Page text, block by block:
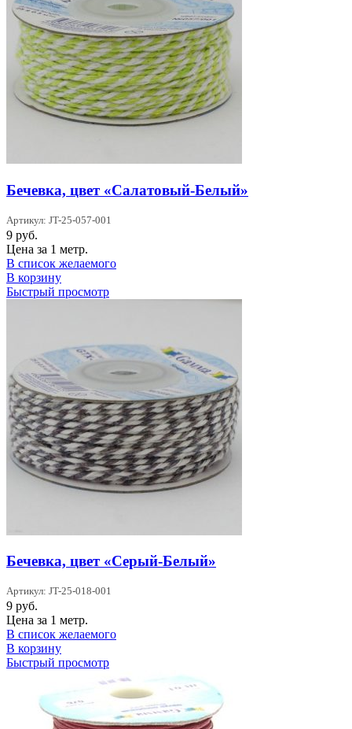
Бечевка, цвет «Салатовый-Белый»
Артикул: JT-25-057-001
9 руб.
Цена за 1 метр.
В список желаемого
В корзину
Быстрый просмотр
Бечевка, цвет «Серый-Белый»
Артикул: JT-25-018-001
9 руб.
Цена за 1 метр.
В список желаемого
В корзину
Быстрый просмотр